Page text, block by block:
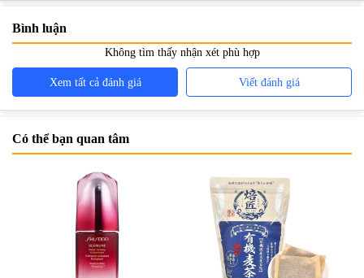
Bình luận
Không tìm thấy nhận xét phù hợp
Xem tất cả đánh giá Viết đánh giá
Có thể bạn quan tâm